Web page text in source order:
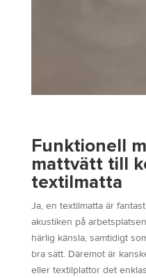
Funktionell
mattvätt till
textilmatta
Ja, en textilmatta är
akustiken på
härlig känsla, samtidigt
bra sätt. Däremot är
eller textilplattor det